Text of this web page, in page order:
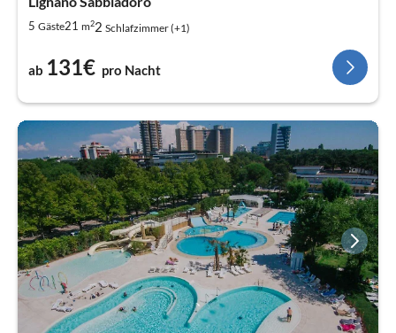
5 Gäste21 m22 Schlafzimmer (+1)
ab 131€ pro Nacht